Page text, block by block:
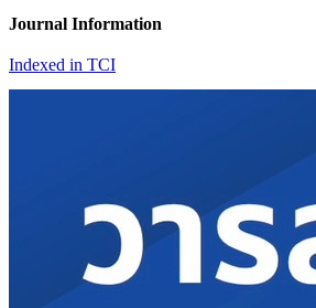
Journal Information
Indexed in TCI